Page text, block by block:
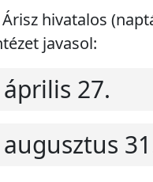
hivatalos
javasol:
április 27.
augusztus